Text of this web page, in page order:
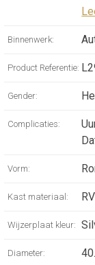
Binnenwerk:
Product Referentie:
Gender:
Complicaties:
Vorm:
Kast materiaal:
Wijzerplaat kleur:
Diameter: